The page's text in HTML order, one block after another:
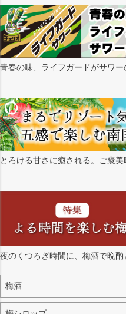
青春の味、ライフガードがサワー
とろける甘さに癒される。ご褒美
夜のくつろぎ時間に、梅酒で晩酌
梅酒